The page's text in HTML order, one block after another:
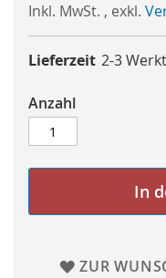
Inkl. MwSt. , exkl.
Lieferzeit 2-3
Anzahl
In
ZUR